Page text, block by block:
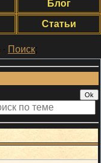
Блог
Статьи
· Поиск;